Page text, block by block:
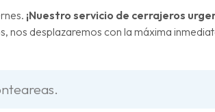
¡Nuestro servicio de cerrajeros
nos desplazaremos con la máxima